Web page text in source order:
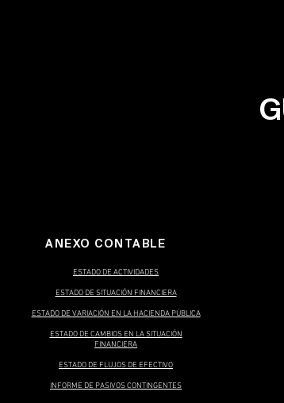
ANEXO CONTABLE
ESTADO DE ACTIVIDADES
ESTADO DE SITUACIÓN FINANCIERA
ESTADO DE VARIACIÓN EN LA HACIENDA PÚBLICA
ESTADO DE CAMBIOS EN LA SITUACIÓN
FINANCIERA
ESTADO DE FLUJOS DE EFECTIVO
INFORME DE PASIVOS CONTINGENTES